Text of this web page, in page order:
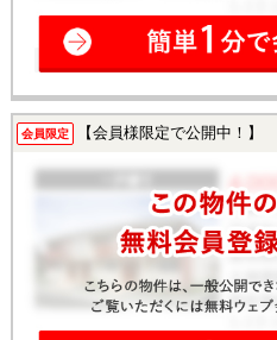
会員限定 【会員様限定で公開中！】